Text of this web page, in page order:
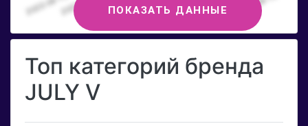
ПОКАЗАТЬ ДАННЫЕ
Топ категорий бренда
JULY V